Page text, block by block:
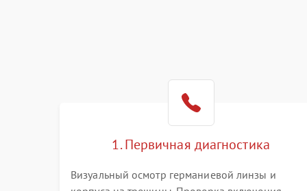
Температурные проблемы
Сбои коммуникаций и интерфейсов
1. Первичная диагностика
Визуальный осмотр германиевой линзы и